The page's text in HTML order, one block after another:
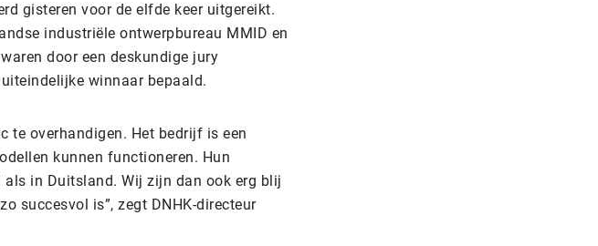
gisteren voor de elfde keer uitgereikt.
industriële ontwerpbureau MMID en
door een deskundige jury
winnaar bepaald.
te overhandigen. Het bedrijf is een
kunnen functioneren. Hun
in Duitsland. Wij zijn dan ook erg blij
succesvol is”, zegt DNHK-directeur